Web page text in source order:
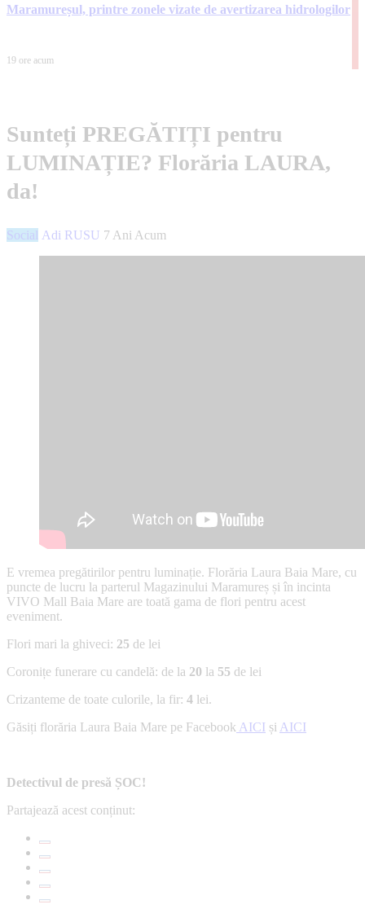
Maramureșul, printre zonele vizate de avertizarea hidrologilor
19 ore acum
Sunteți PREGĂTIȚI pentru
LUMINAȚIE? Florăria LAURA,
da!
Social Adi RUSU 7 Ani Acum
E vremea pregătirilor pentru luminație. Florăria Laura Baia Mare, cu
puncte de lucru la parterul Magazinului Maramureș și în incinta
VIVO Mall Baia Mare are toată gama de flori pentru acest
eveniment.
Flori mari la ghiveci: 25 de lei
Coronițe funerare cu candelă: de la 20 la 55 de lei
Crizanteme de toate culorile, la fir: 4 lei.
Găsiți florăria Laura Baia Mare pe Facebook AICI și AICI
Detectivul de presă ȘOC!
Partajează acest conținut: